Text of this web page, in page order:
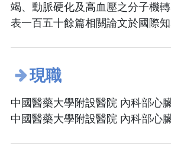
竭、動脈硬化及高血壓之分子機
表一百五十餘篇相關論文於國際知
現職
中國醫藥大學附設醫院 內科部心
中國醫藥大學附設醫院 內科部心